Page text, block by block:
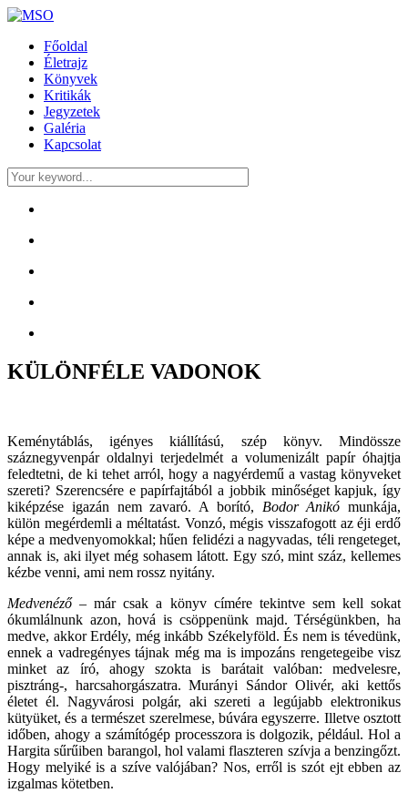
Főoldal
Életrajz
Könyvek
Kritikák
Jegyzetek
Galéria
Kapcsolat
KÜLÖNFÉLE VADONOK
Keménytáblás, igényes kiállítású, szép könyv. Mindössze
száznegyvenpár oldalnyi terjedelmét a volumenizált papír óhajtja
feledtetni, de ki tehet arról, hogy a nagyérdemű a vastag könyveket
szereti? Szerencsére e papírfajtából a jobbik minőséget kapjuk, így
kiképzése igazán nem zavaró. A borító, Bodor Anikó munkája,
külön megérdemli a méltatást. Vonzó, mégis visszafogott az éji erdő
képe a medvenyomokkal; hűen felidézi a nagyvadas, téli rengeteget,
annak is, aki ilyet még sohasem látott. Egy szó, mint száz, kellemes
kézbe venni, ami nem rossz nyitány.
Medvenéző– már csak a könyv címére tekintve sem kell sokat
ókumlálnunk azon, hová is csöppenünk majd. Térségünkben, ha
medve, akkor Erdély, még inkább Székelyföld. És nem is tévedünk,
ennek a vadregényes tájnak még ma is impozáns rengetegeibe visz
minket az író, ahogy szokta is barátait valóban: medvelesre,
pisztráng-, harcsahorgászatra. Murányi Sándor Olivér, aki kettős
életet él. Nagyvárosi polgár, aki szereti a legújabb elektronikus
kütyüket, és a természet szerelmese, búvára egyszerre. Illetve osztott
időben, ahogy a számítógép processzora is dolgozik, például. Hol a
Hargita sűrűiben barangol, hol valami flaszteren szívja a benzingőzt.
Hogy melyiké is a szíve valójában? Nos, erről is szót ejt ebben az
izgalmas kötetben.